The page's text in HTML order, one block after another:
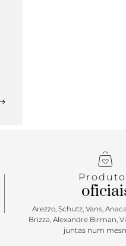
Arezzo, Schutz, Vans,
Brizza, Alexandre Birman,
juntas num